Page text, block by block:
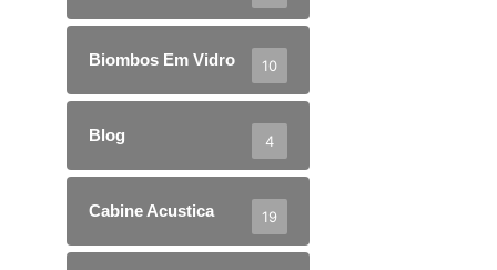
Biombos Em Vidro 10
Blog 4
Cabine Acustica 19